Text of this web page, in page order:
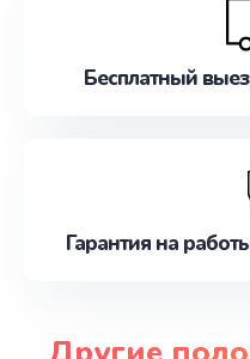
Бесплатный
Гарантия на